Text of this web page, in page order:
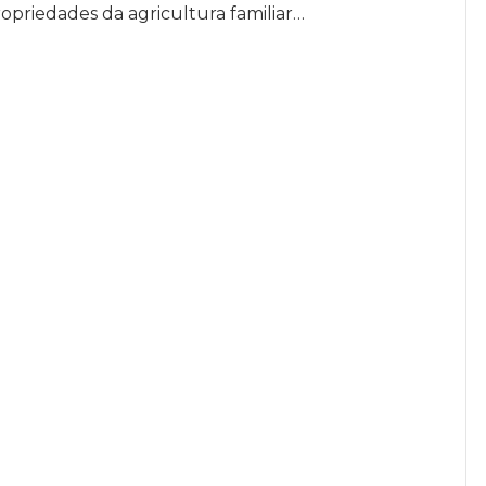
da agricultura familiar…